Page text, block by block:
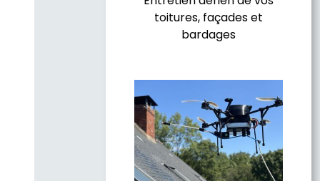
toitures, façades et
bardages